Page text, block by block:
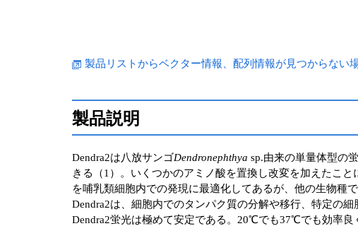
製品リストからベクター情報、配列情報が見つからない
製品説明
Dendra2は八放サンゴDendronephthya sp.由来の単量体型の
きる（1）。いくつかのアミノ酸を置換し改変を加えたこ
を哺乳類細胞内での発現に最適化してあるが、他の生物種
Dendra2は、細胞内でのタンパク質の分解や移行、特定の
Dendra2蛍光は極めて安定である。20℃でも37℃でも効率